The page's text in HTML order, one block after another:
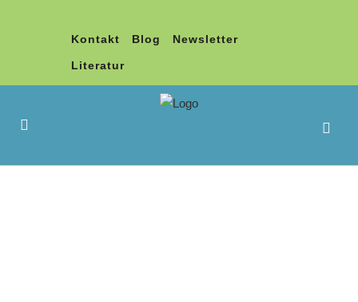
Kontakt Blog Newsletter
Literatur